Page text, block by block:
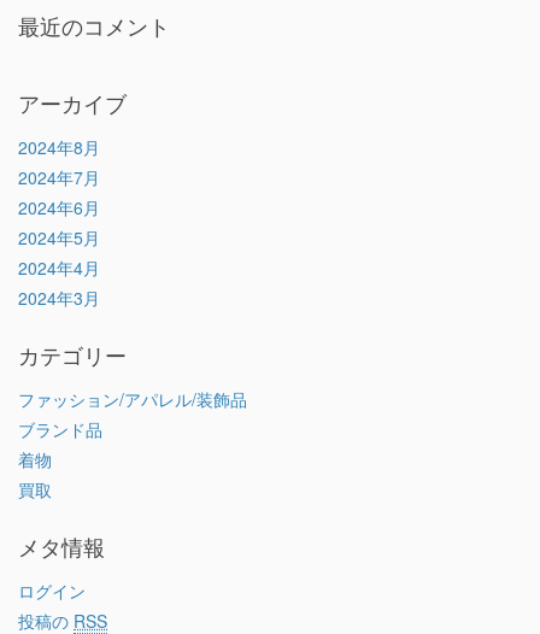
最近のコメント
アーカイブ
2024年8月
2024年7月
2024年6月
2024年5月
2024年4月
2024年3月
カテゴリー
ファッション/アパレル/装飾品
ブランド品
着物
買取
メタ情報
ログイン
投稿の RSS